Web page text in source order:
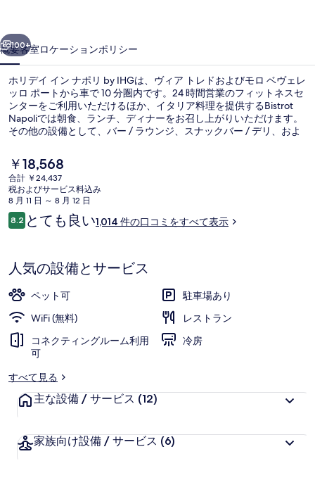
ポ
リ
by
IHG
の
真
ギ
ャ
リ
ー
次へ
100+
概要客室ロケーションポリシー
ホリデイ イン ナポリ by IHGは、ヴィア トレドおよびモロ ベヴェレ
ッロ ポートから車で 10 分圏内です。24 時間営業のフィットネスセ
ンターをご利用いただけるほか、イタリア料理を提供するBistrot
Napoliでは朝食、ランチ、ディナーをお召し上がりいただけます。
その他の設備として、バー / ラウンジ、スナックバー / デリ、およ
価しています。この宿泊施設からは歩いてすぐ公共交通機関を利用
できます。地下鉄 ビジネス ディストリクト駅までは 5 分、地下鉄
ジャントゥルコ駅までは 10 分です。
現
在
の
料
金
は
す
￥18,568
合計 ￥24,437
税およびサービス料込み
8 月 11 日 ～ 8 月 12 日
口
コ
8.210段階中8.2
とても良い1,014 件の口コミをすべて表示
人気の設備とサービス
ペット可
駐車場あり
WiFi (無料)
レストラン
コネクティングルーム利用
可
冷房
すべて見る
主な設備 / サービス (12)
家族向け設備 / サービス (6)